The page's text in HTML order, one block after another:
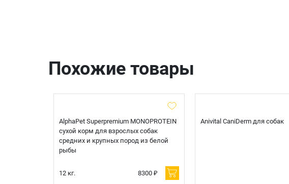
Похожие товары
AlphaPet Superpremium MONOPROTEIN
сухой корм для взрослых собак
средних и крупных пород из белой
рыбы
12 кг. 8300 ₽
Anivital CaniDerm для собак